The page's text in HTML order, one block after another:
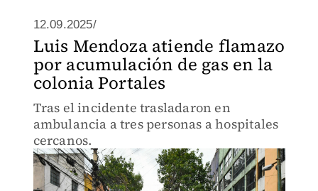
12.09.2025/
Luis Mendoza atiende flamazo
por acumulación de gas en la
colonia Portales
Tras el incidente trasladaron en
ambulancia a tres personas a hospitales
cercanos.